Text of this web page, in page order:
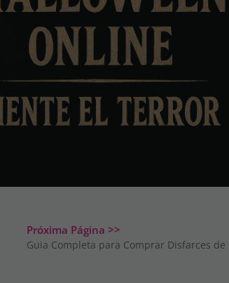
Próxima Página >>
Guia Completa para Comprar Disfarces